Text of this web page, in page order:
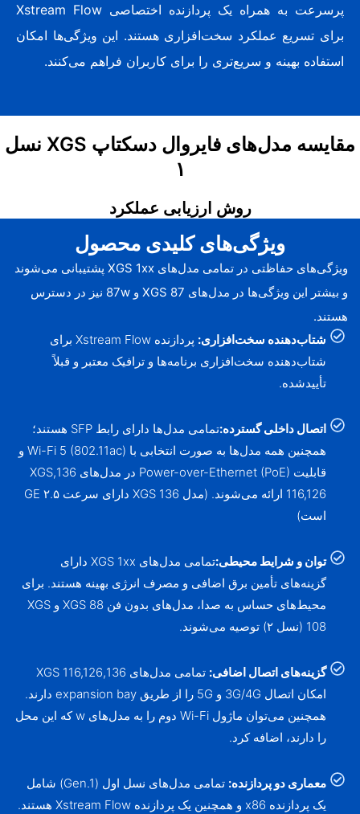
پرسرعت به همراه یک پردازنده اختصاصی Xstream Flow
برای تسریع عملکرد سخت‌افزاری هستند. این ویژگی‌ها امکان
استفاده بهینه و سریع‌تری را برای کاربران فراهم می‌کنند.
مقایسه مدل‌های فایروال دسکتاپ XGS نسل
۱
روش ارزیابی عملکرد
ویژگی‌های کلیدی محصول
ویژگی‌های حفاظتی در تمامی مدل‌های XGS 1xx پشتیبانی می‌شوند
و بیشتر این ویژگی‌ها در مدل‌های XGS 87 و 87w نیز در دسترس
هستند.
شتاب‌دهنده سخت‌افزاری:
پردازنده Xstream Flow برای
شتاب‌دهنده سخت‌افزاری برنامه‌ها و ترافیک معتبر و قبلاً
تأییدشده.
اتصال داخلی گسترده:
تمامی مدل‌ها دارای رابط SFP هستند؛
همچنین همه مدل‌ها به صورت انتخابی با Wi-Fi 5 (802.11ac) و
قابلیت Power-over-Ethernet (PoE) در مدل‌های 136,XGS
116,126 ارائه می‌شوند. (مدل XGS 136 دارای سرعت ۲.۵ GE
است)
توان و شرایط محیطی:
تمامی مدل‌های XGS 1xx دارای
گزینه‌های تأمین برق اضافی و مصرف انرژی بهینه هستند. برای
محیط‌های حساس به صدا، مدل‌های بدون فن XGS 88 و XGS
108 (نسل ۲) توصیه می‌شوند.
گزینه‌های اتصال اضافی:
تمامی مدل‌های 136,XGS 116,126
امکان اتصال 3G/4G و 5G را از طریق expansion bay دارند.
همچنین می‌توان ماژول Wi-Fi دوم را به مدل‌های w که این محل
را دارند، اضافه کرد.
معماری دو پردازنده:
تمامی مدل‌های نسل اول (Gen.1) شامل
یک پردازنده x86 و همچنین یک پردازنده Xstream Flow هستند.